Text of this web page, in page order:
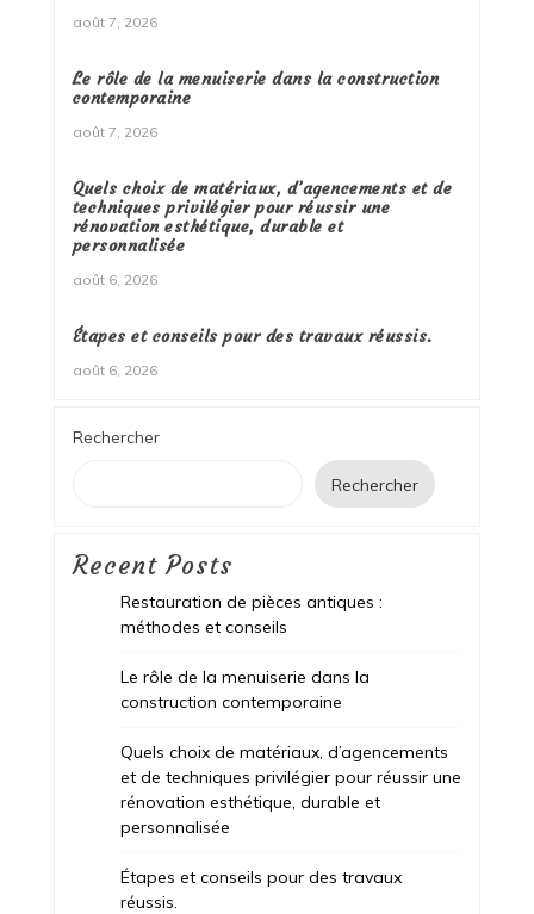
août 7, 2026
Le rôle de la menuiserie dans la construction
contemporaine
août 7, 2026
Quels choix de matériaux, d’agencements et de
techniques privilégier pour réussir une
rénovation esthétique, durable et
personnalisée
août 6, 2026
Étapes et conseils pour des travaux réussis.
août 6, 2026
Rechercher
Rechercher
Recent Posts
Restauration de pièces antiques :
méthodes et conseils
Le rôle de la menuiserie dans la
construction contemporaine
Quels choix de matériaux, d’agencements
et de techniques privilégier pour réussir une
rénovation esthétique, durable et
personnalisée
Étapes et conseils pour des travaux
réussis.